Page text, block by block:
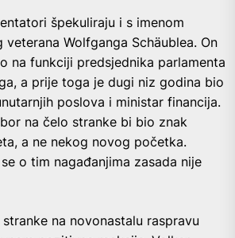
špekuliraju i s imenom
Wolfganga Schäublea. On
na funkciji predsjednika parlamenta
a prije toga je dugi niz godina bio
poslova i ministar financija.
na čelo stranke bi bio znak
a ne nekog novog početka.
o tim nagađanjima zasada nije
na novonastalu raspravu